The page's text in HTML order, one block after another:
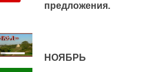
предложения.
НОЯБРЬ